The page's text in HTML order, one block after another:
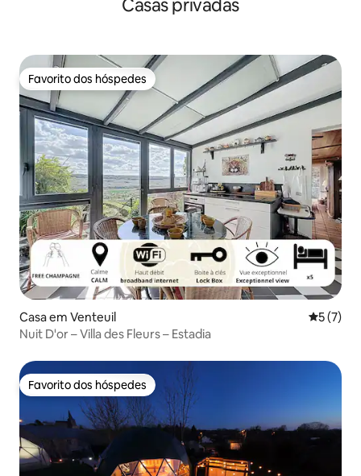
Casas privadas
Favorito dos hóspedes
Favorito dos hóspedes
Casa em Venteuil
5 (7)
Nuit D'or – Villa des Fleurs – Estadia
Favorito dos hóspedes
Favorito dos hóspedes